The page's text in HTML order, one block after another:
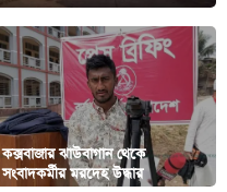
কক্সবাজার ঝাউবাগান থেকে
সংবাদকর্মীর মরদেহ উদ্ধার